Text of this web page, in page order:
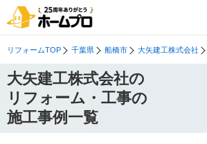
リフォームTOP 千葉県 船橋市 大矢建工株式会社
大矢建工株式会社の
リフォーム・工事の
施工事例一覧